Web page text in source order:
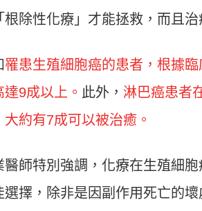
根除性化療」才能拯救，而且治
罹患生殖細胞癌的患者，根據
達9成以上。 此外， 淋巴癌患者
大約有7成可以被治癒。
醫師特別強調，化療在生殖細
選擇，除非是因副作用死亡的